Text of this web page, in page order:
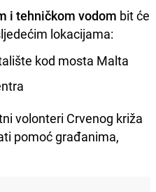
i tehničkom vodom bit će
lokacijama:
kod mosta Malta
volonteri Crvenog križa
pomoć građanima,